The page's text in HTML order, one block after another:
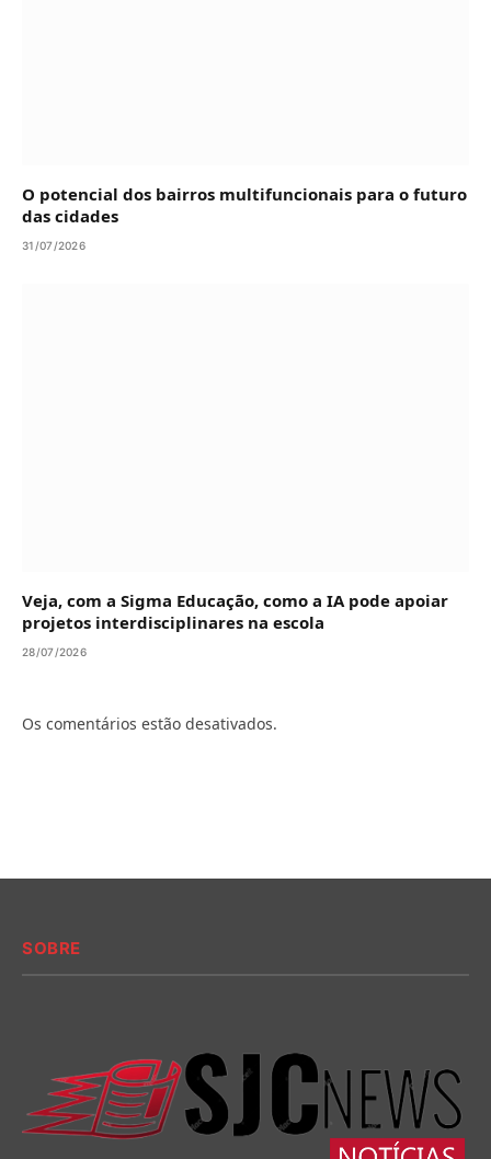
O potencial dos bairros multifuncionais para o futuro
das cidades
31/07/2026
Veja, com a Sigma Educação, como a IA pode apoiar
projetos interdisciplinares na escola
28/07/2026
Os comentários estão desativados.
SOBRE